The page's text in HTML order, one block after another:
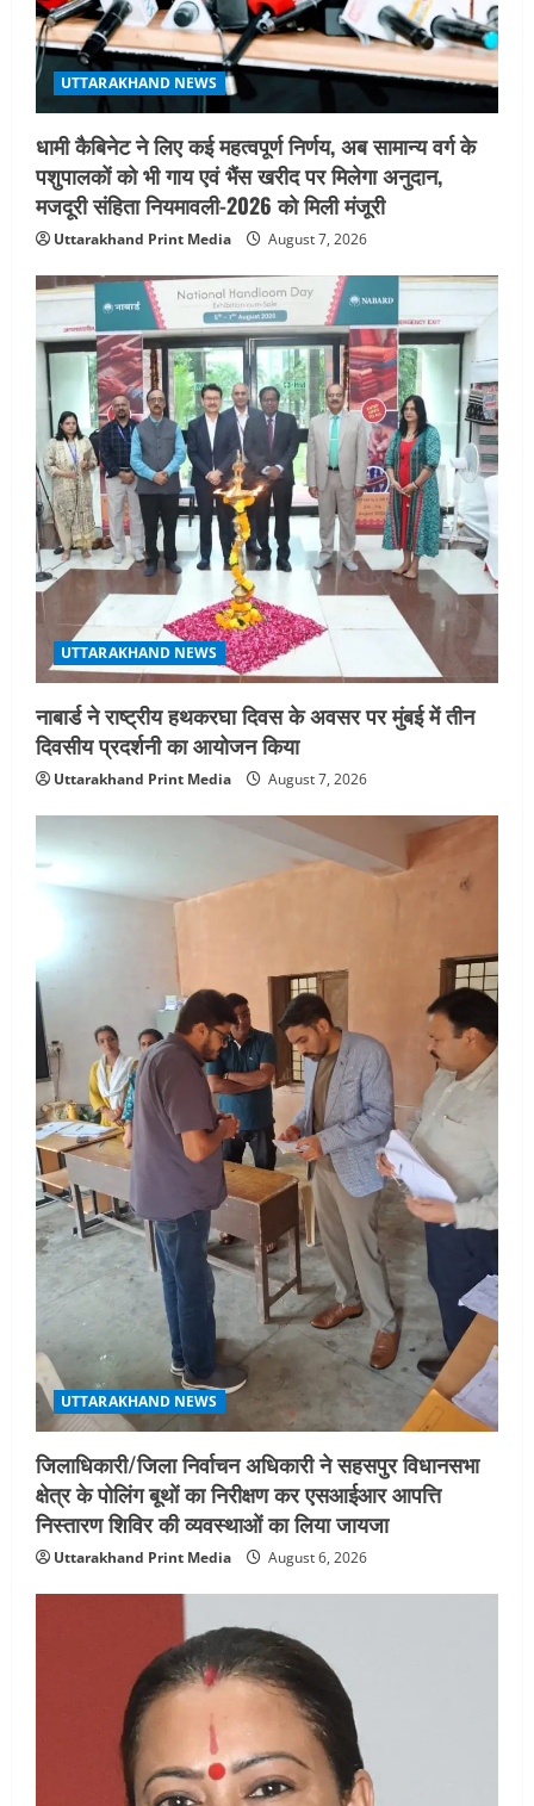
5
UTTARAKHAND NEWS
मिस उत्तराखंड 2026 के सब-कॉन्टेस्ट ‘मिस
ब्यूटीफुल आइज़’ एवं ‘मिस ब्यूटीफुल हेयर’ का
आयोजन
August 5, 2026
UTTARAKHAND NEWS
धामी कैबिनेट ने लिए कई महत्वपूर्ण निर्णय, अब सामान्य वर्ग के
पशुपालकों को भी गाय एवं भैंस खरीद पर मिलेगा अनुदान,
मजदूरी संहिता नियमावली-2026 को मिली मंजूरी
Uttarakhand Print Media August 7, 2026
UTTARAKHAND NEWS
नाबार्ड ने राष्ट्रीय हथकरघा दिवस के अवसर पर मुंबई में तीन
दिवसीय प्रदर्शनी का आयोजन किया
Uttarakhand Print Media August 7, 2026
UTTARAKHAND NEWS
जिलाधिकारी/जिला निर्वाचन अधिकारी ने सहसपुर विधानसभा
क्षेत्र के पोलिंग बूथों का निरीक्षण कर एसआईआर आपत्ति
निस्तारण शिविर की व्यवस्थाओं का लिया जायजा
Uttarakhand Print Media August 6, 2026